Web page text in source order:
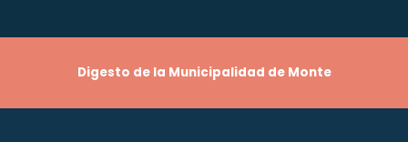
Digesto de la Municipalidad de Monte